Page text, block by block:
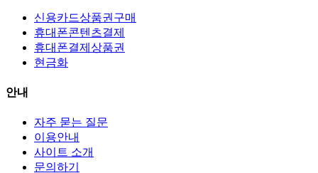
신용카드상품권구매
휴대폰콘텐츠결제
휴대폰결제상품권
현금화
안내
자주 묻는 질문
이용안내
사이트 소개
문의하기